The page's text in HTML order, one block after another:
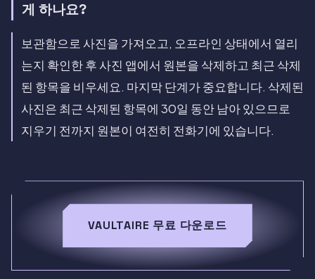
게 하나요?
보관함으로 사진을 가져오고, 오프라인 상태에서 열리
는지 확인한 후 사진 앱에서 원본을 삭제하고 최근 삭제
된 항목을 비우세요. 마지막 단계가 중요합니다. 삭제된
사진은 최근 삭제된 항목에 30일 동안 남아 있으므로
지우기 전까지 원본이 여전히 전화기에 있습니다.
VAULTAIRE 무료 다운로드